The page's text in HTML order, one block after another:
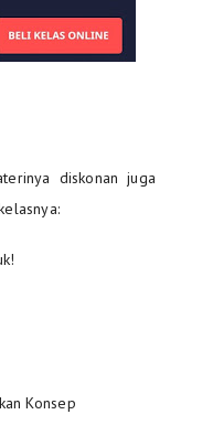
diskonan juga
Konsep